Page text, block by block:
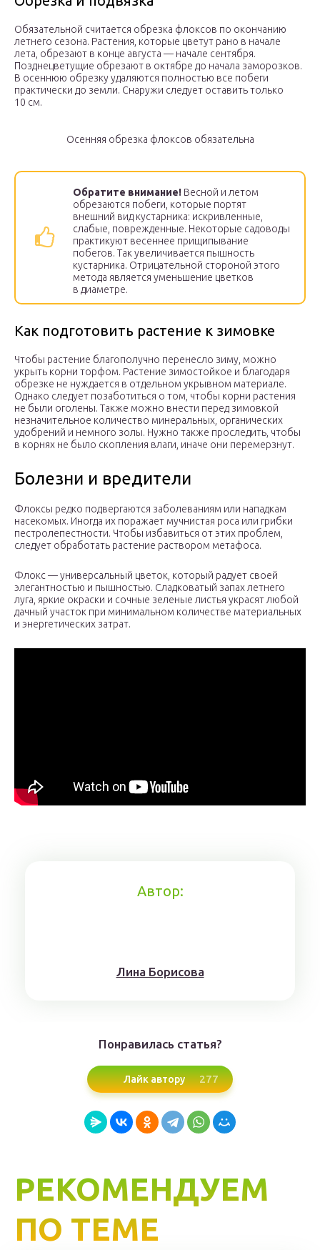
Обязательной считается обрезка флоксов по окончанию
летнего сезона. Растения, которые цветут рано в начале
лета, обрезают в конце августа — начале сентября.
Позднецветущие обрезают в октябре до начала заморозков.
В осеннюю обрезку удаляются полностью все побеги
практически до земли. Снаружи следует оставить только
10 см.
Осенняя обрезка флоксов обязательна
Обратите внимание! Весной и летом
обрезаются побеги, которые портят
внешний вид кустарника: искривленные,
слабые, поврежденные. Некоторые садоводы
практикуют весеннее прищипывание
побегов. Так увеличивается пышность
кустарника. Отрицательной стороной этого
метода является уменьшение цветков
в диаметре.
Как подготовить растение к зимовке
Чтобы растение благополучно перенесло зиму, можно
укрыть корни торфом. Растение зимостойкое и благодаря
обрезке не нуждается в отдельном укрывном материале.
Однако следует позаботиться о том, чтобы корни растения
не были оголены. Также можно внести перед зимовкой
незначительное количество минеральных, органических
удобрений и немного золы. Нужно также проследить, чтобы
в корнях не было скопления влаги, иначе они перемерзнут.
Болезни и вредители
Флоксы редко подвергаются заболеваниям или нападкам
насекомых. Иногда их поражает мучнистая роса или грибки
пестролепестности. Чтобы избавиться от этих проблем,
следует обработать растение раствором метафоса.
Флокс — универсальный цветок, который радует своей
элегантностью и пышностью. Сладковатый запах летнего
луга, яркие окраски и сочные зеленые листья украсят любой
дачный участок при минимальном количестве материальных
и энергетических затрат.
Автор:
Лина Борисoвa
Понравилась статья?
Лайк автору 277
РЕКОМЕНДУЕМ
ПО ТЕМЕ